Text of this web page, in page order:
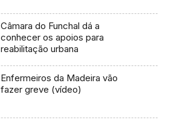
Câmara do Funchal dá a
conhecer os apoios para
reabilitação urbana
Enfermeiros da Madeira vão
fazer greve (vídeo)